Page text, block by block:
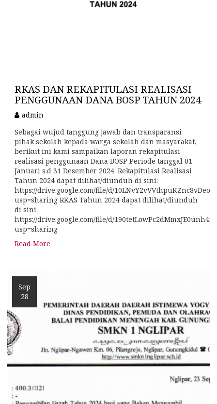
RKAS DAN REKAPITULASI REALISASI
PENGGUNAAN DANA BOSP TAHUN 2024
admin
Sebagai wujud tanggung jawab dan transparansi
pihak sekolah kepada warga sekolah dan masyarakat,
berikut ini kami sampaikan laporan rekapitulasi
realisasi penggunaan Dana BOSP Periode tanggal 01
Januari s.d 31 Desember 2024. Rekapitulasi Realisasi
Tahun 2024 dapat dilihat/diunduh di sini:
https://drive.google.com/file/d/
usp=sharing RKAS Tahun 2024 dapat dilihat/diunduh
di sini:
https://drive.google.com/file/d/
usp=sharing
Read More
Sep
28